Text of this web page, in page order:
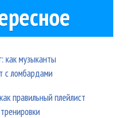
как музыканты
с ломбардами
правильный плейлист